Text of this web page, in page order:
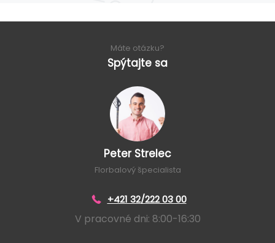
Máte otázku?
Spýtajte sa
Peter Strelec
Florbalový špecialista
+421 32/222 03 00
V pracovné dni: 8:00-16:30